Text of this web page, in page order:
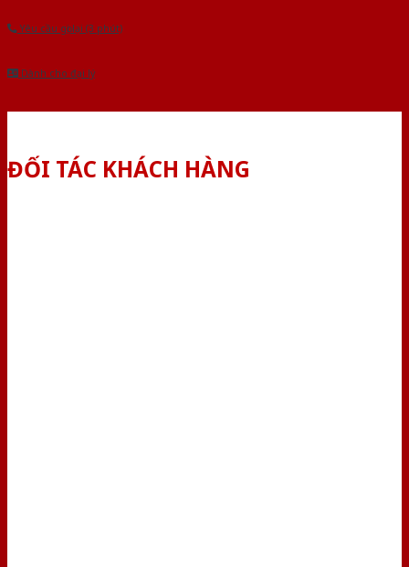
Yêu cầu gọi lại (3 phút)
Dành cho đại lý
ĐỐI TÁC KHÁCH HÀNG